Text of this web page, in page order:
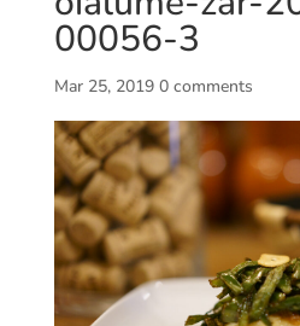
00056-3
Mar 25, 2019 0 comments